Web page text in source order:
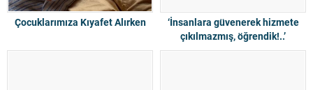
Çocuklarımıza Kıyafet Alırken
‘İnsanlara güvenerek hizmete
çıkılmazmış, öğrendik!..’